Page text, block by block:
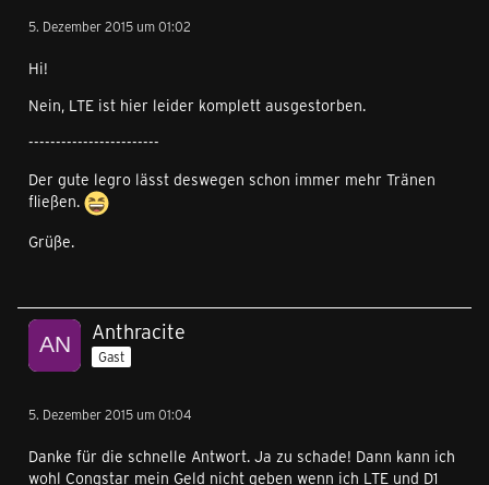
5. Dezember 2015 um 01:02
Hi!
Nein, LTE ist hier leider komplett ausgestorben.
------------------------
Der gute legro lässt deswegen schon immer mehr Tränen
fließen.
Grüße.
Anthracite
Gast
5. Dezember 2015 um 01:04
Danke für die schnelle Antwort. Ja zu schade! Dann kann ich
wohl Congstar mein Geld nicht geben wenn ich LTE und D1